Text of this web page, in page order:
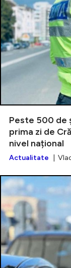
Peste 500 de
prima zi de
nivel național
Actualitate |